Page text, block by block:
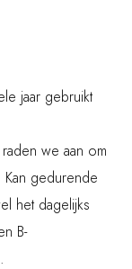
jaar gebruikt
we aan om
gedurende
het dagelijks
B-